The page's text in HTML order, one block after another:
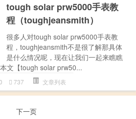
tough solar prw5000手表教
程（toughjeansmith）
很多人对tough solar prw5000手表教
程，toughjeansmith不是很了解那具体
是什么情况呢，现在让我们一起来瞧瞧
文【tough solar prw50...
737 文章列表
下一页